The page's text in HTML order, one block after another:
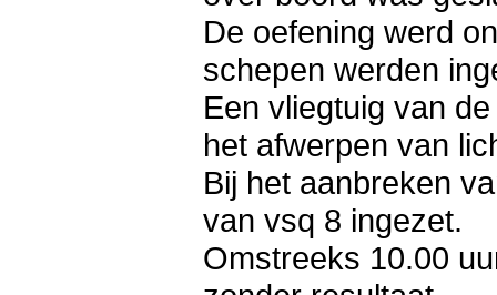
De oefening werd
schepen werden
Een vliegtuig van
het afwerpen van
Bij het aanbreken
van vsq 8 ingezet.
Omstreeks 10.00